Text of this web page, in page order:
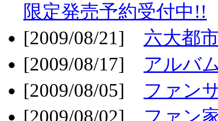
限定発売予約受付中!!
[2009/08/21] 六大都
[2009/08/17] アルバ
[2009/08/05] ファン
[2009/08/02] ファン